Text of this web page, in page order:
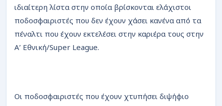
ιδιαίτερη λίστα στην οποία βρίσκονται ελάχιστοι
ποδοσφαιριστές που δεν έχουν χάσει κανένα από τα
πέναλτι που έχουν εκτελέσει στην καριέρα τους στην
Α’ Εθνική/Super League.
Οι ποδοσφαιριστές που έχουν χτυπήσει διψήφιο